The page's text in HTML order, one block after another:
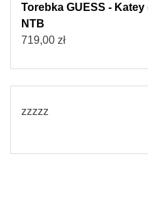
Torebka GUESS -
NTB
719,00 zł
zzzzz